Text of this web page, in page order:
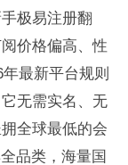
极易注册翻
价格偏高、性
最新平台规则
无需实名、无
全球最低的会
品类，海量国